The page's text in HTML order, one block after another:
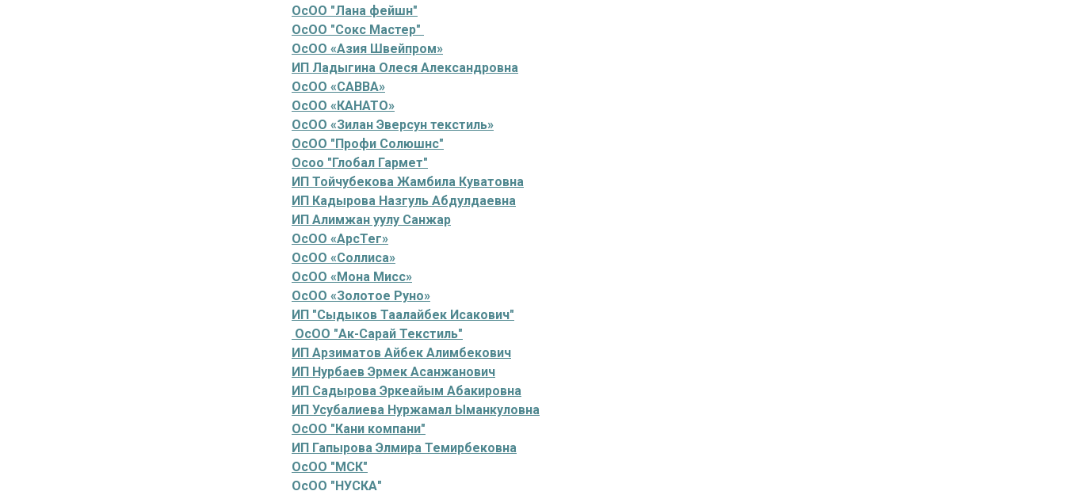
ОсОО "Лана фейшн"
ОсОО "Сокс Мастер"
ОсОО «Азия Швейпром»
ИП Ладыгина Олеся Александровна
ОсОО «САВВА»
ОсОО «КАНАТО»
ОсОО «Зилан Эверсун текстиль»
ОсОО "Профи Солюшнс"
Осоо "Глобал Гармет"
ИП Тойчубекова Жамбила Куватовна
ИП Кадырова Назгуль Абдулдаевна
ИП Алимжан уулу Санжар
ОсОО «АрсТег»
ОсОО «Соллиса»
ОсОО «Мона Мисс»
ОсОО «Золотое Руно»
ИП "Сыдыков Таалайбек Исакович"
ОсОО "Ак-Сарай Текстиль"
ИП Арзиматов Айбек Алимбекович
ИП Нурбаев Эрмек Асанжанович
ИП Садырова Эркеайым Абакировна
ИП Усубалиева Нуржамал Ыманкуловна
ОсОО "Кани компани"
ИП Гапырова Элмира Темирбековна
ОсОО "МСК"
ОсОО "НУСКА"